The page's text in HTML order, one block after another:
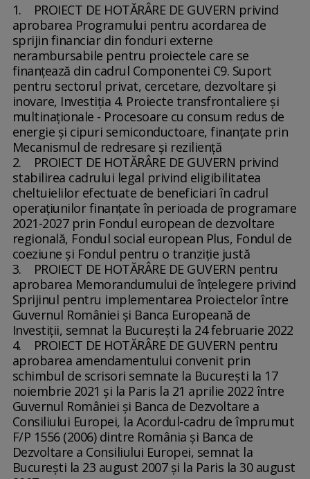
1. PROIECT DE HOTĂRÂRE DE GUVERN privind
aprobarea Programului pentru acordarea de
sprijin financiar din fonduri externe
nerambursabile pentru proiectele care se
finanţează din cadrul Componentei C9. Suport
pentru sectorul privat, cercetare, dezvoltare şi
inovare, Investiţia 4. Proiecte transfrontaliere şi
multinaţionale - Procesoare cu consum redus de
energie şi cipuri semiconductoare, finanţate prin
Mecanismul de redresare şi rezilienţă
2. PROIECT DE HOTĂRÂRE DE GUVERN privind
stabilirea cadrului legal privind eligibilitatea
cheltuielilor efectuate de beneficiari în cadrul
operaţiunilor finanţate în perioada de programare
2021-2027 prin Fondul european de dezvoltare
regională, Fondul social european Plus, Fondul de
coeziune şi Fondul pentru o tranziţie justă
3. PROIECT DE HOTĂRÂRE DE GUVERN pentru
aprobarea Memorandumului de înţelegere privind
Sprijinul pentru implementarea Proiectelor între
Guvernul României şi Banca Europeană de
Investiţii, semnat la Bucureşti la 24 februarie 2022
4. PROIECT DE HOTĂRÂRE DE GUVERN pentru
aprobarea amendamentului convenit prin
schimbul de scrisori semnate la Bucureşti la 17
noiembrie 2021 şi la Paris la 21 aprilie 2022 între
Guvernul României şi Banca de Dezvoltare a
Consiliului Europei, la Acordul-cadru de împrumut
F/P 1556 (2006) dintre România şi Banca de
Dezvoltare a Consiliului Europei, semnat la
Bucureşti la 23 august 2007 şi la Paris la 30 august